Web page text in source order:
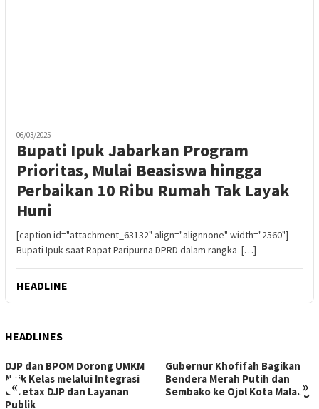
06/03/2025
Bupati Ipuk Jabarkan Program
Prioritas, Mulai Beasiswa hingga
Perbaikan 10 Ribu Rumah Tak Layak
Huni
[caption id="attachment_63132" align="alignnone" width="2560"]
Bupati Ipuk saat Rapat Paripurna DPRD dalam rangka […]
HEADLINE
HEADLINES
« »
DJP dan BPOM Dorong UMKM
Naik Kelas melalui Integrasi
Coretax DJP dan Layanan
Publik
Gubernur Khofifah Bagikan
Bendera Merah Putih dan
Sembako ke Ojol Kota Malang